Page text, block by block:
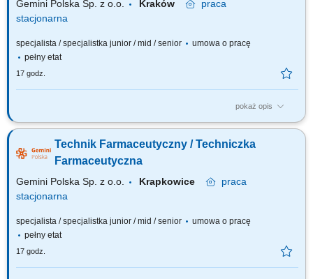
Gemini Polska Sp. z o.o. Kraków
praca
stacjonarna
specjalista / specjalistka junior / mid / senior
umowa o pracę
pełny etat
17 godz.
pokaż opis
Czego możesz się spodziewać? dynamiki pracy – z jednej strony
Ty jesteś ekspertem – wierzymy w Twoją fachową wiedzę, dlatego
każdemu Pacjentowi możesz poświęcić tyle czasu ile potrzebujesz i to Ty
Technik Farmaceutyczny / Techniczka
Farmaceutyczna
Gemini Polska Sp. z o.o. Krapkowice
praca
stacjonarna
specjalista / specjalistka junior / mid / senior
umowa o pracę
pełny etat
17 godz.